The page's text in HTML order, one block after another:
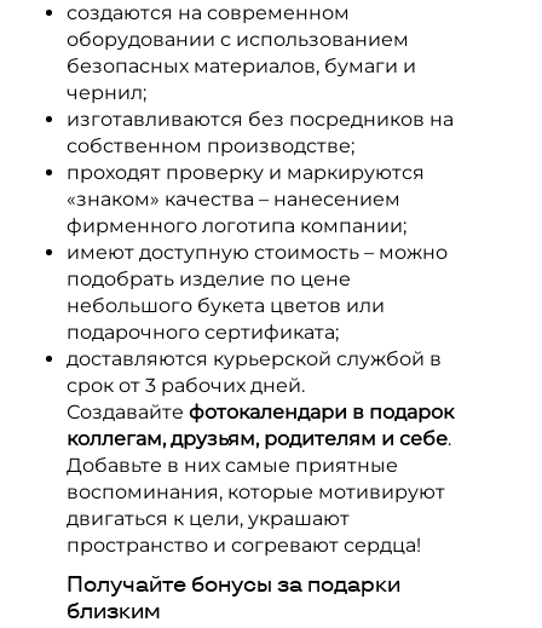
создаются на современном
оборудовании с использованием
безопасных материалов, бумаги и
чернил;
изготавливаются без посредников на
собственном производстве;
проходят проверку и маркируются
«знаком» качества – нанесением
фирменного логотипа компании;
имеют доступную стоимость – можно
подобрать изделие по цене
небольшого букета цветов или
подарочного сертификата;
доставляются курьерской службой в
срок от 3 рабочих дней.
Создавайте фотокалендари в подарок
коллегам, друзьям, родителям и себе.
Добавьте в них самые приятные
воспоминания, которые мотивируют
двигаться к цели, украшают
пространство и согревают сердца!
Получайте бонусы за подарки
близким